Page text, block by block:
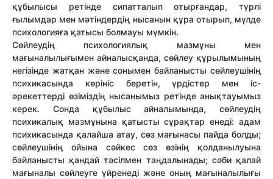
құбылысы ретінде сипатталып отырғандар, түрлі
ғылымдар мен мәтіндердің нысанын құра отырып, мүлде
психологияға қатысы болмауы мүмкін.
Сөйлеудің психологиялық мазмұны мен
мағыналылығымен айналысқанда, сөйлеу құрылымының
негізінде жатқан және сонымен байланысты сөйлеушінің
психикасында көрініс беретін, үрдістер мен іс-
әрекеттерді өзіміздің нысанымыз ретінде анықтауымыз
керек. Сонда құбылыс айналымында, сөйлеудің
психикалық мазмұнына қатысты сұрақтар енеді: адам
психикасында қалайша атау, сөз мағынасы пайда болды;
сөйлеушінің ойына сәйкес сөз өзінің қолданылуына
байланысты қандай тәсілмен таңдалынады; сәби қалай
мағыналы сөйлеуге үйренеді және оның мағыналылығы